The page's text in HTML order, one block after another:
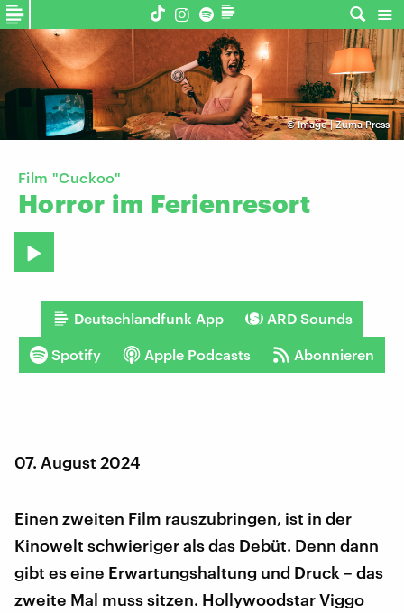
©Imago | Zuma Press
Film "Cuckoo"
Horror im Ferienresort
Deutschlandfunk App ARD Sounds
Spotify Apple Podcasts Abonnieren
07. August 2024
Einen zweiten Film rauszubringen, ist in der
Kinowelt schwieriger als das Debüt. Denn dann
gibt es eine Erwartungshaltung und Druck – das
zweite Mal muss sitzen. Hollywoodstar Viggo